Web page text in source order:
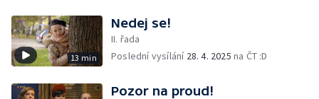
13 min
Nedej se!
II. řada
Poslední vysílání 28. 4. 2025 na ČT :D
Pozor na proud!